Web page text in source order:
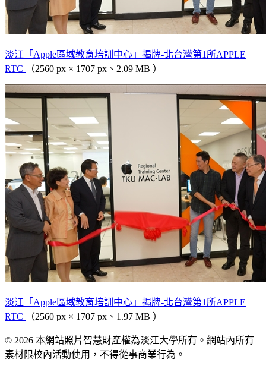
淡江「Apple區域教育培訓中心」揭牌-北台灣第1所APPLE
RTC
（2560 px × 1707 px、2.09 MB ）
淡江「Apple區域教育培訓中心」揭牌-北台灣第1所APPLE
RTC
（2560 px × 1707 px、1.97 MB ）
© 2026 本網站照片智慧財產權為淡江大學所有。網站內所有
素材限校內活動使用，不得從事商業行為。